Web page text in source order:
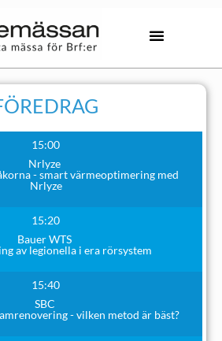
15:00
Nrlyze
- smart värmeoptimering med
Nrlyze
15:20
Bauer WTS
av legionella i era rörsystem
15:40
SBC
- vilken metod är bäst?